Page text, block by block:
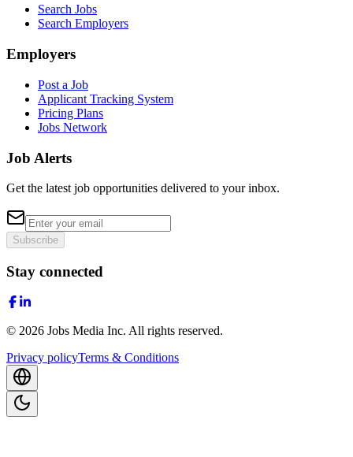
Search Jobs
Search Employers
Employers
Post a Job
Applicant Tracking System
Pricing Plans
Jobs Network
Job Alerts
Get the latest job opportunities delivered to your inbox.
Subscribe
Stay connected
© 2026 Jobs Media Inc. All rights reserved.
Privacy policyTerms & Conditions